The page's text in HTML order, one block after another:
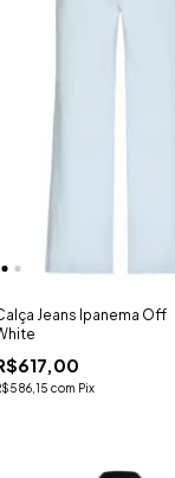
Jeans Ipanema Off
com Pix